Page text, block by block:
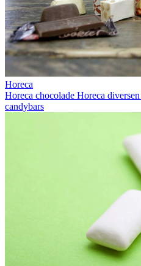
Horeca
Horeca chocolade Horeca diversen
candybars